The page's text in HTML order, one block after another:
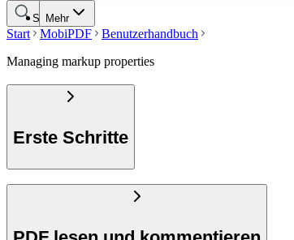
Mehr
Suche
Start MobiPDF
Benutzerhandbuch
Managing markup properties
Erste Schritte